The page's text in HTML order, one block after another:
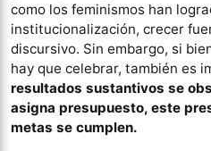
como los feminismos han
institucionalización, crecer
discursivo. Sin embargo, si
hay que celebrar, también es
resultados sustantivos se
asigna presupuesto, este
metas se cumplen.